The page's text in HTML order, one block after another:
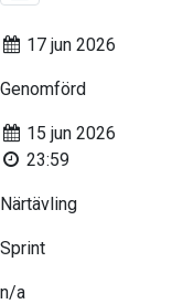
17 jun 2026
Genomförd
15 jun 2026
23:59
Närtävling
Sprint
n/a